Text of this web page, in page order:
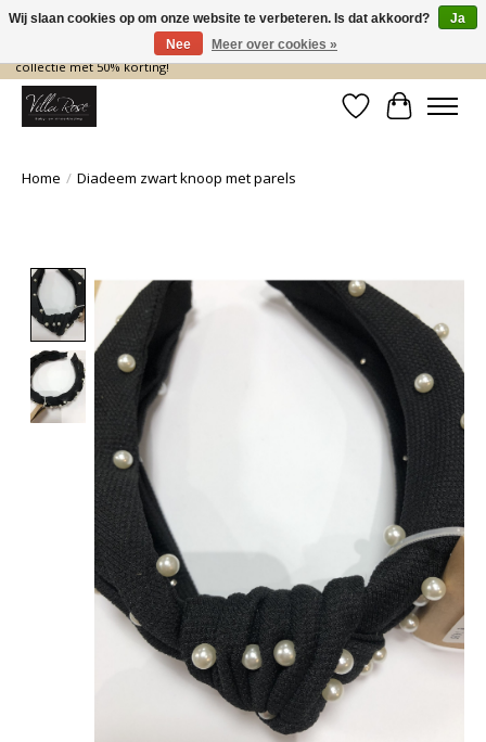
De nieuwe collectie komt eraan… en wij maken ruimte! Shop nu de zomer
collectie met 50% korting!
Verlanglijst
Home / Diadeem zwart knoop met parels
Product image slideshow Items
Wij slaan cookies op om onze website te verbeteren. Is dat akkoord?
Ja
Nee
Meer over cookies »